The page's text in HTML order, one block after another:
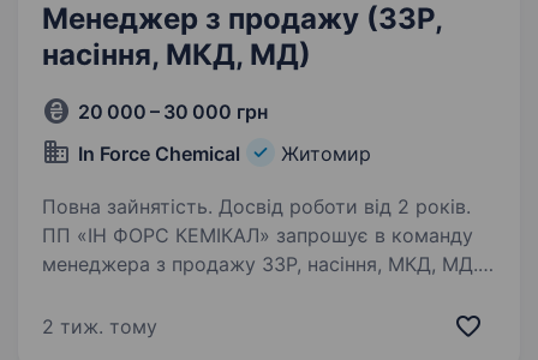
Менеджер з продажу (ЗЗР,
насіння, МКД, МД)
20 000 – 30 000 грн
In Force Chemical
Житомир
Повна зайнятість. Досвід роботи від 2 років.
ПП «ІН ФОРС КЕМІКАЛ» запрошує в команду
менеджера з продажу ЗЗР, насіння, МКД, МД.
в продажах або агросфері не розглядаються!
2 тиж. тому